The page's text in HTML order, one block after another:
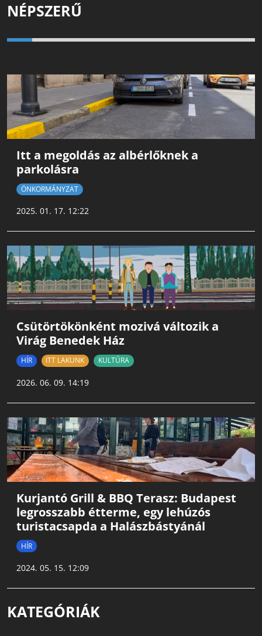
NÉPSZERŰ
Itt a megoldás az albérlőknek a
parkolásra
ÖNKORMÁNYZAT
2025. 01. 17. 12:22
Csütörtökönként mozivá változik a
Virág Benedek Ház
HÍR ITT LAKUNK KULTÚRA
2026. 06. 09. 14:19
Kurjantó Grill & BBQ Terasz: Budapest
legrosszabb étterme, egy lehúzós
turistacsapda a Halászbástyánál
HÍR
2024. 05. 15. 12:09
KATEGÓRIÁK